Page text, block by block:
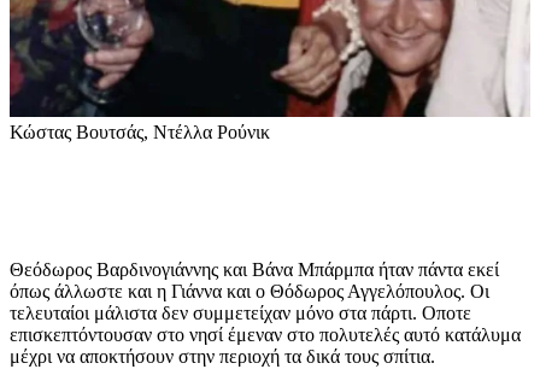
Κώστας Βουτσάς, Ντέλλα Ρούνικ
Θεόδωρος Βαρδινογιάννης και Βάνα Μπάρμπα ήταν πάντα εκεί
όπως άλλωστε και η Γιάννα και ο Θόδωρος Αγγελόπουλος. Οι
τελευταίοι μάλιστα δεν συμμετείχαν μόνο στα πάρτι. Οποτε
επισκεπτόντουσαν στο νησί έμεναν στο πολυτελές αυτό κατάλυμα
μέχρι να αποκτήσουν στην περιοχή τα δικά τους σπίτια.